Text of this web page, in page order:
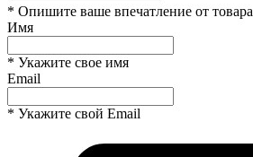
* Опишите ваше впечатление от товара
Имя
* Укажите свое имя
Email
* Укажите свой Email